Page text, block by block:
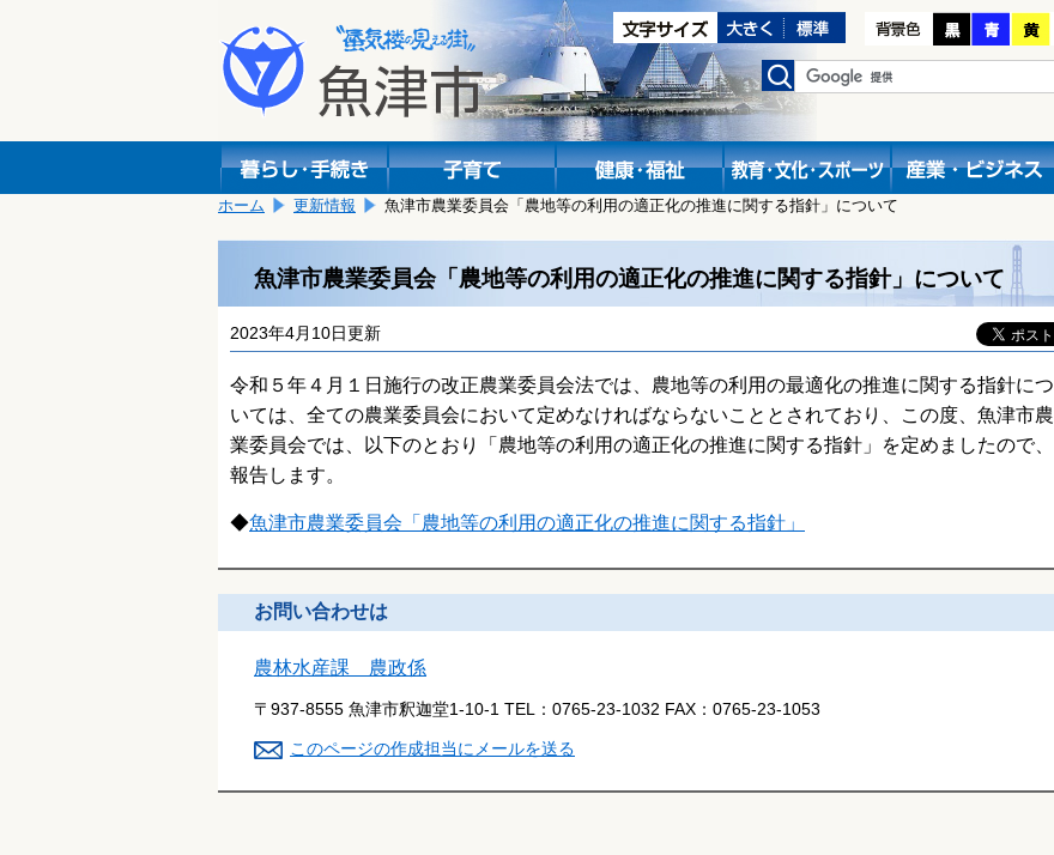
し
ホーム 更新情報 魚津市農業委員会「農地等の利用の適正化の推進に関する指針」について
魚津市農業委員会「農地等の利用の適正化の推進に関する指針」について
2023年4月10日更新
令和５年４月１日施行の改正農業委員会法では、農地等の利用の最適化の推進に関する指針につ
いては、全ての農業委員会において定めなければならないこととされており、この度、魚津市農
業委員会では、以下のとおり「農地等の利用の適正化の推進に関する指針」を定めましたので、
報告します。
◆魚津市農業委員会「農地等の利用の適正化の推進に関する指針」
お問い合わせは
農林水産課 農政係
〒937-8555 魚津市釈迦堂1-10-1 TEL： 0765-23-1032 FAX： 0765-23-1053
このページの作成担当にメールを送る